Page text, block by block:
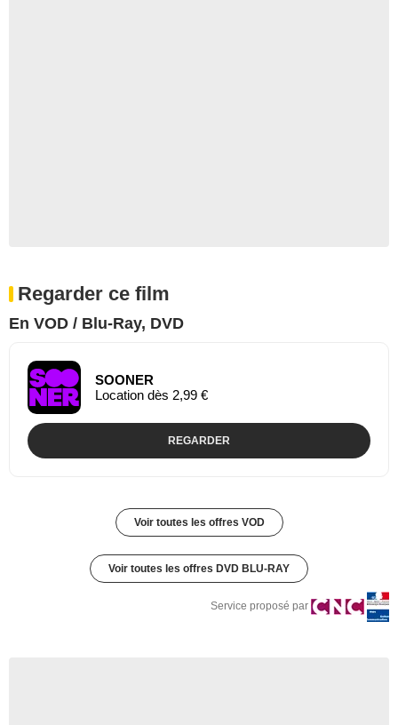
Regarder ce film
En VOD / Blu-Ray, DVD
SOONER
Location dès 2,99 €
REGARDER
Voir toutes les offres VOD
Voir toutes les offres DVD BLU-RAY
Service proposé par